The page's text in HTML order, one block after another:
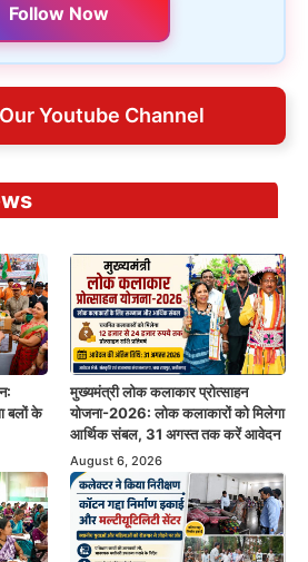
Follow Now
Youtube Channel
बलों के
मुख्यमंत्री लोक कलाकार प्रोत्साहन
योजना-2026: लोक कलाकारों को मिलेगा
आर्थिक संबल, 31 अगस्त तक करें आवेदन
August 6, 2026